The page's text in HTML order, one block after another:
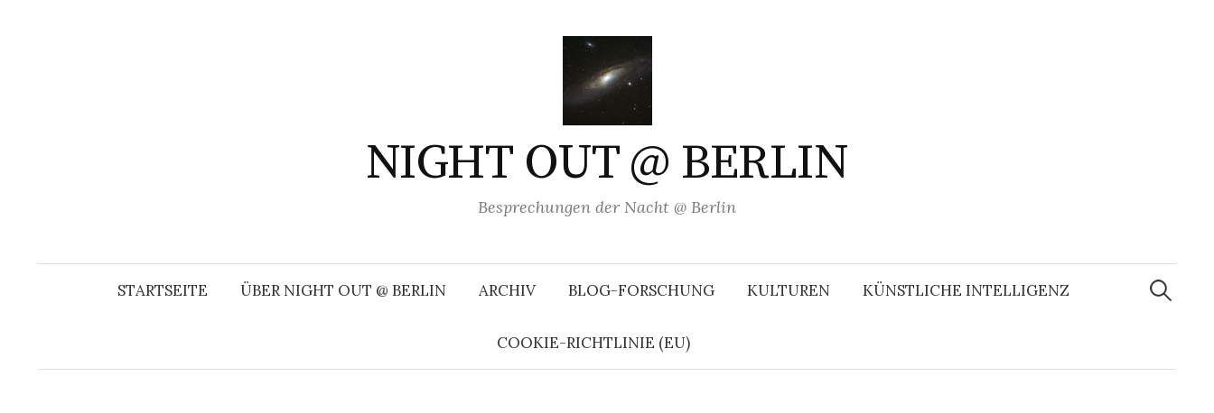
NIGHT OUT @ BERLIN
Besprechungen der Nacht @ Berlin
STARTSEITE ÜBER NIGHT OUT @ BERLIN ARCHIV BLOG-FORSCHUNG KULTUREN KÜNSTLICHE INTELLIGENZ
COOKIE-RICHTLINIE (EU)
Suchen
nach: